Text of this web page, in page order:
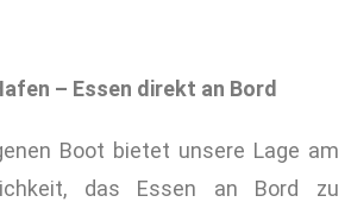
– Essen direkt an Bord
Boot bietet unsere Lage am
das Essen an Bord zu